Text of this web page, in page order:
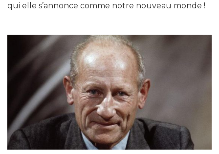
qui elle s’annonce comme notre nouveau monde !